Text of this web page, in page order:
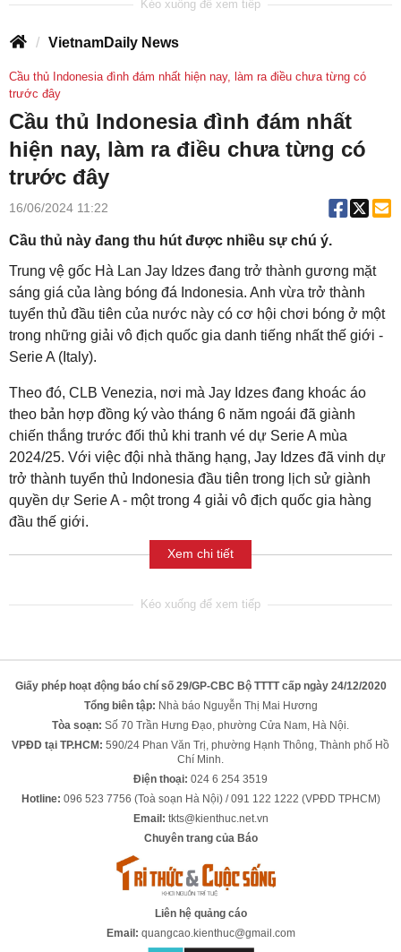
VietnamDaily News
Cầu thủ Indonesia đình đám nhất hiện nay, làm ra điều chưa từng có
trước đây
Cầu thủ Indonesia đình đám nhất
hiện nay, làm ra điều chưa từng có
trước đây
16/06/2024 11:22
Cầu thủ này đang thu hút được nhiều sự chú ý.
Trung vệ gốc Hà Lan Jay Idzes đang trở thành gương mặt
sáng giá của làng bóng đá Indonesia. Anh vừa trở thành
tuyển thủ đầu tiên của nước này có cơ hội chơi bóng ở một
trong những giải vô địch quốc gia danh tiếng nhất thế giới -
Serie A (Italy).
Theo đó, CLB Venezia, nơi mà Jay Idzes đang khoác áo
theo bản hợp đồng ký vào tháng 6 năm ngoái đã giành
chiến thắng trước đối thủ khi tranh vé dự Serie A mùa
2024/25. Với việc đội nhà thăng hạng, Jay Idzes đã vinh dự
trở thành tuyển thủ Indonesia đầu tiên trong lịch sử giành
quyền dự Serie A - một trong 4 giải vô địch quốc gia hàng
đầu thế giới.
Xem chi tiết
Giấy phép hoạt động báo chí số 29/GP-CBC Bộ TTTT cấp ngày 24/12/2020
Tổng biên tập: Nhà báo Nguyễn Thị Mai Hương
Tòa soạn: Số 70 Trần Hưng Đạo, phường Cửa Nam, Hà Nội.
VPĐD tại TP.HCM: 590/24 Phan Văn Trị, phường Hạnh Thông, Thành phố Hồ
Chí Minh.
Điện thoại: 024 6 254 3519
Hotline: 096 523 7756 (Toà soạn Hà Nội) / 091 122 1222 (VPĐD TPHCM)
Email: tkts@kienthuc.net.vn
Chuyên trang của Báo
Liên hệ quảng cáo
Email: quangcao.kienthuc@gmail.com